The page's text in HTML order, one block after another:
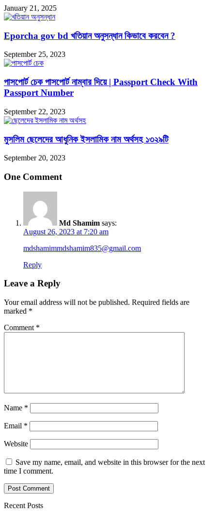
January 21, 2025
Eporcha gov bd খতিয়ান অনুসন্ধান কিভাবে করবেন ?
September 25, 2023
পাসপোর্ট চেক পাসপোর্ট নাম্বার দিয়ে | Passport Check With
Passport Number
September 22, 2023
মুসলিম ছেলেদের আধুনিক ইসলামিক নাম অর্থসহ ১৩২৯টি
September 20, 2023
One Comment
Md Shamim says:
August 26, 2023 at 7:20 am
mdshamimmdshamim835@gmail.com
Reply
Leave a Reply
Your email address will not be published. Required fields are
marked *
Comment *
Name *
Email *
Website
Save my name, email, and website in this browser for the next
time I comment.
Recent Posts